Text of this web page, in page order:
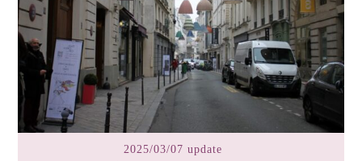
2025/03/07 update